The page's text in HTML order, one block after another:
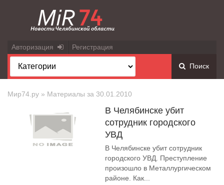
Авторизация Регистрация
Поиск
Мир74.ру » Материалы за 30.01.2010
В Челябинске убит
сотрудник городского
УВД
В Челябинске убит сотрудник
городского УВД. Преступление
произошло в Металлургическом
районе. Как...